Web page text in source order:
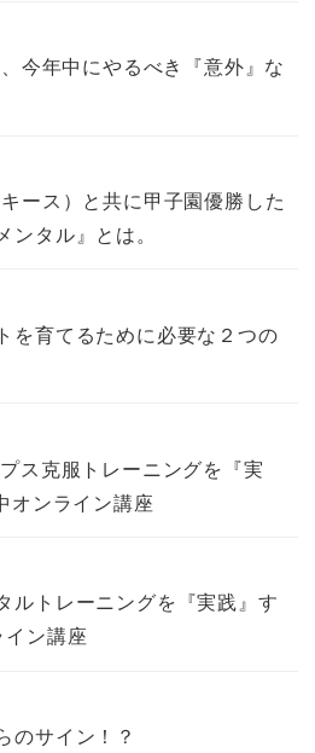
今年中にやるべき『意外』な
ース）と共に甲子園優勝した
タル』とは。
を育てるために必要な２つの
ス克服トレーニングを『実
オンライン講座
ルトレーニングを『実践』す
ン講座
のサイン！？